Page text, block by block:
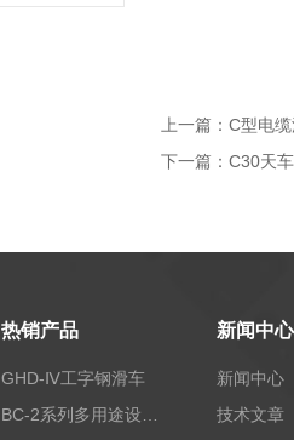
上一篇： C型电
下一篇： C30天
热销产品
GHD-Ⅳ工字钢滑车
新闻中心
新闻中心
技术文章